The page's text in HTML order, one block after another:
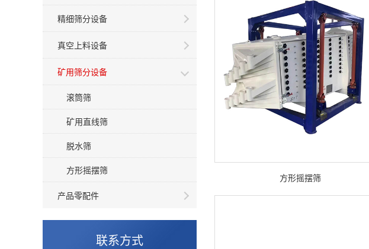
精细筛分设备
真空上料设备
矿用筛分设备
滚筒筛
矿用直线筛
脱水筛
方形摇摆筛
产品零配件
联系方式
方形摇摆筛